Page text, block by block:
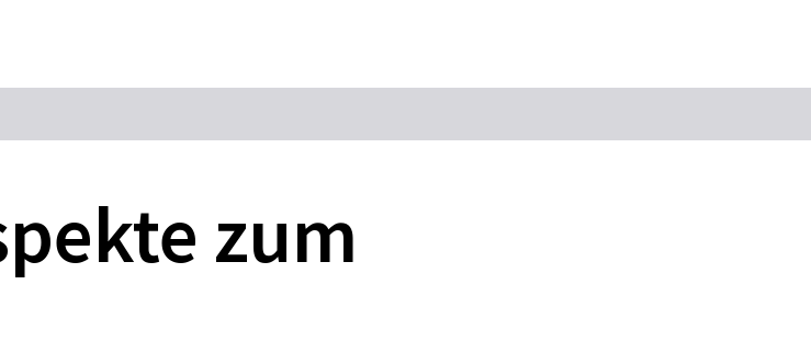
Suchbegriff
zum